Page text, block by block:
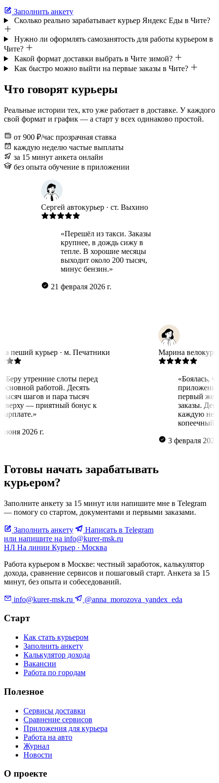
Заполнить анкету
Сколько реально зарабатывает курьер Яндекс Еды в Чите?
Нужно ли оформлять самозанятость для работы курьером в
Чите?
Какой формат доставки выбрать в Чите зимой?
Как быстро можно выйти на первые заказы в Чите?
Что говорят курьеры
Реальные истории тех, кто уже работает в доставке. У каждого
свой формат и график — а старт у всех одинаково простой.
от 900 ₽/час прозрачная ставка
каждую неделю частые выплаты
за 15 минут анкета онлайн
без опыта обучение в приложении
автокурьер · ст. Выхино
«Перешёл из такси. Заказы
крупнее, в дождь сижу в
тепле. В хорошие месяцы
выходит около 200 тысяч,
минус бензин.»
21 февраля 2026 г.
Татьяна пеший курьер · м. Печатники
«Беру утренние слоты перед
основной работой. Десять
тысяч шагов и пара тысяч
сверху — приятный бонус к
зарплате.»
16 июня 2026 г.
Марина
3
Готовы начать зарабатывать
курьером?
Заполните анкету за 15 минут или напишите мне в Telegram
— помогу со стартом, документами и первыми заказами.
Заполнить анкету
Написать в Telegram
или напишите на info@kurer-msk.ru
НЛ На линии Курьер · Москва
Работа курьером в Москве: честный заработок, калькулятор
дохода, сравнение сервисов и пошаговый старт. Анкета за 15
минут, без опыта и собеседований.
info@kurer-msk.ru @anna_morozova_yandex_eda
Старт
Как стать курьером
Заполнить анкету
Калькулятор дохода
Вакансии
Работа по городам
Полезное
Сервисы доставки
Сравнение сервисов
Приложения для курьера
Работа на авто
Журнал
Новости
О проекте